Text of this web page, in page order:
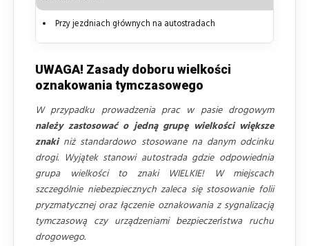
Przy jezdniach głównych na autostradach
UWAGA! Zasady doboru wielkości
oznakowania tymczasowego
W przypadku prowadzenia prac w pasie drogowym
należy zastosować o jedną grupę wielkości większe
znakiniż standardowo stosowane na danym odcinku
drogi. Wyjątek stanowi autostrada gdzie odpowiednia
grupa wielkości to znaki WIELKIE! W miejscach
szczególnie niebezpiecznych zaleca się stosowanie folii
pryzmatycznej oraz łączenie oznakowania z sygnalizacją
tymczasową czy urządzeniami bezpieczeństwa ruchu
drogowego.